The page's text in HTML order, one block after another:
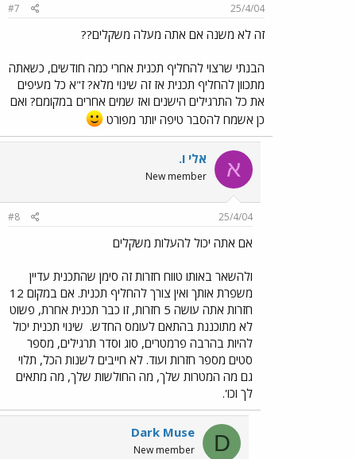
25/4/04
#7
זה לא משנה אם אתה מעלה משקלים??
הבנתי שרצוי להחליף תכנית אחרי כמה חודשים, כשאתה
מתכוון להחליף תכנית אז זה שינוי מלא? ז"א כל מעיפים
את כל התרגילים הישנים ואז שמים אחרים במקומם? ואם
כן אשמח להסבר טיפה יותר מפורט
א אלי ו.
New member
25/4/04
#8
אם אתה יכול להעלות משקלים
ולהשאר באותו טווח חזרות זה סימן שהתכנית עדיין
משפרת אותך ואין צורך להחליף תכנית. אם במקום 12
חזרות אתה עושה 5 חזרות, זו כבר תכנית אחרת, פשוט
לא מתוכננת בהתאם לעומס החדש. שינוי תכנית יכול
להיות בהרבה פרמטרים, סוג וסדר תרגילים, מספר
סטים מספר חזרות ועוד. לא חייבים לשנות הכל, תלוי
גם מה המטרות שלך, מה החולשות שלך, מה מתאים
לך וכו'.
D
Dark Muse
New member